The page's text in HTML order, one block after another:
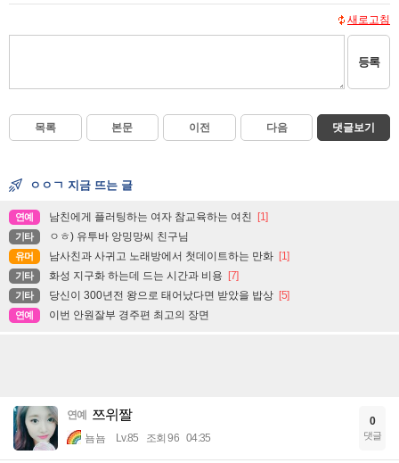
새로고침
등록
목록 본문 이전 다음 댓글보기
ㅇㅇㄱ 지금 뜨는 글
연예 남친에게 플러팅하는 여자 참교육하는 여친 [1]
기타 ㅇㅎ) 유투바 앙밍망씨 친구님
유머 남사친과 사귀고 노래방에서 첫데이트하는 만화 [1]
기타 화성 지구화 하는데 드는 시간과 비용 [7]
기타 당신이 300년전 왕으로 태어났다면 받았을 밥상 [5]
연예 이번 안원잘부 경주편 최고의 장면
연예 쯔위짤
뇸뇸 Lv.85 조회 96 04:35
0
댓글